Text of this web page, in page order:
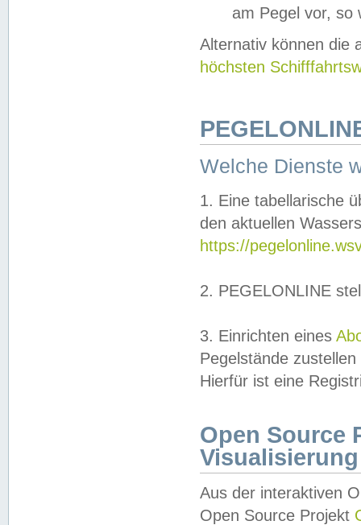
am Pegel vor,
Alternativ können die
höchsten
Welche Dienste
1. Eine tabellarische
den aktuellen
https://
2. PEGELONLINE
3. Einrichten eines
Pegelstände
Hierfür ist eine
Open Source
Visualisierung
Aus der interaktiven
Open Source Projekt